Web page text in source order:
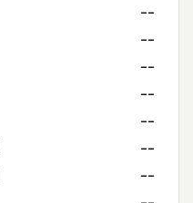
--
--
--
--
--
--
--